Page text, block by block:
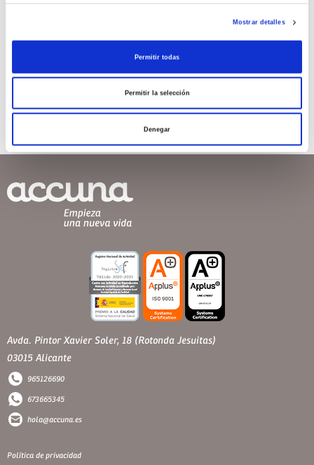
Mostrar detalles
Permitir todas
Permitir la selección
Denegar
reproducción asistida que promueve el […]
Avda. Pintor Xavier Soler, 18 (Rotonda Jesuitas)
03015 Alicante
965126690
673665345
hola@accuna.es
Política de privacidad